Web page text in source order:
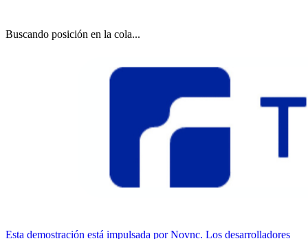
Buscando posición en la cola...
Esta demostración está impulsada por Novnc. Los desarrolladores